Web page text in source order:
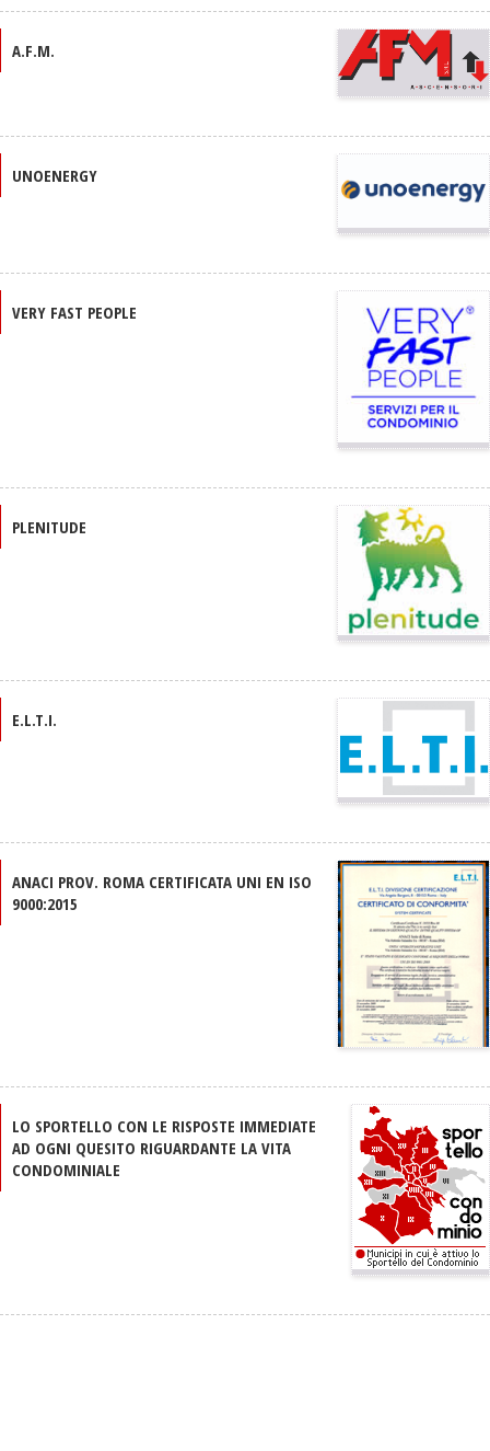
A.F.M.
UNOENERGY
VERY FAST PEOPLE
PLENITUDE
E.L.T.I.
ANACI PROV. ROMA CERTIFICATA UNI EN ISO
9000:2015
LO SPORTELLO CON LE RISPOSTE IMMEDIATE
AD OGNI QUESITO RIGUARDANTE LA VITA
CONDOMINIALE